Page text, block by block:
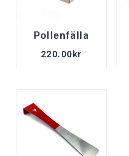
Pollenfälla
220.00kr